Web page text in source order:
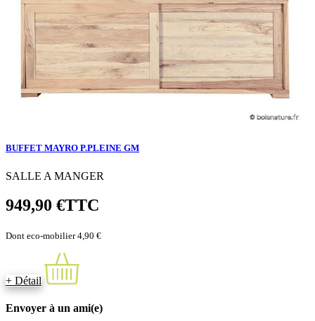
BUFFET MAYRO P.PLEINE GM
SALLE A MANGER
949,90 €TTC
Dont eco-mobilier 4,90 €
+ Détail
Envoyer à un ami(e)